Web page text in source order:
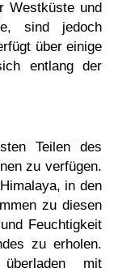
Westküste und
sind jedoch
über einige
entlang der
Teilen des
zu verfügen.
in den
zu diesen
Feuchtigkeit
zu erholen.
mit